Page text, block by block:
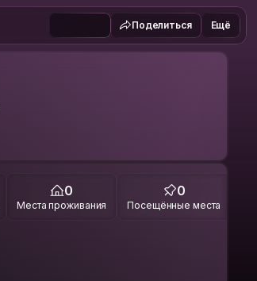
Поделиться Ещё
0
Места проживания
0
Посещённые места